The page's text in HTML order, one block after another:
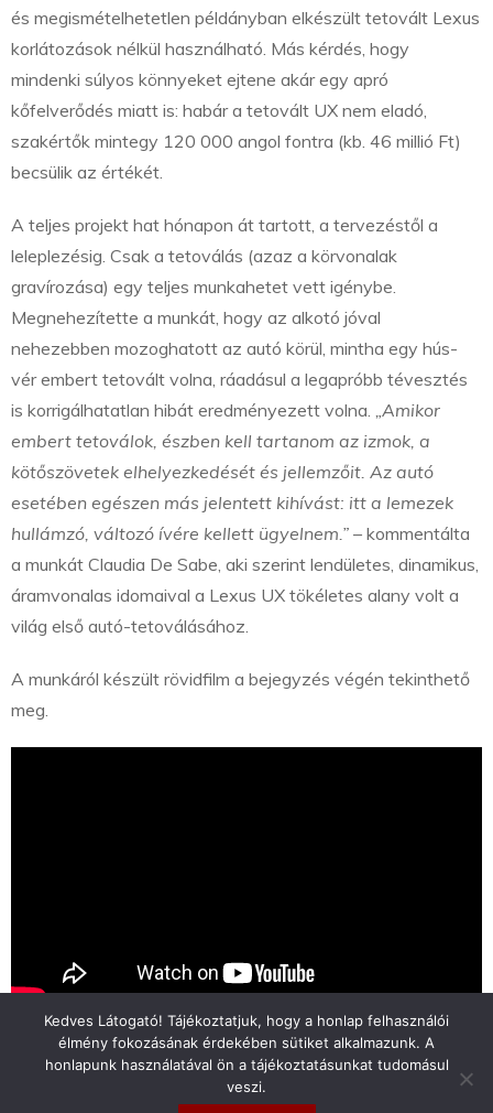
és megismételhetetlen példányban elkészült tetovált Lexus
korlátozások nélkül használható. Más kérdés, hogy
mindenki súlyos könnyeket ejtene akár egy apró
kőfelverődés miatt is: habár a tetovált UX nem eladó,
szakértők mintegy 120 000 angol fontra (kb. 46 millió Ft)
becsülik az értékét.
A teljes projekt hat hónapon át tartott, a tervezéstől a
leleplezésig. Csak a tetoválás (azaz a körvonalak
gravírozása) egy teljes munkahetet vett igénybe.
Megnehezítette a munkát, hogy az alkotó jóval
nehezebben mozoghatott az autó körül, mintha egy hús-
vér embert tetovált volna, ráadásul a legapróbb tévesztés
is korrigálhatatlan hibát eredményezett volna. „Amikor
embert tetoválok, észben kell tartanom az izmok, a
kötőszövetek elhelyezkedését és jellemzőit. Az autó
esetében egészen más jelentett kihívást: itt a lemezek
hullámzó, változó ívére kellett ügyelnem.” – kommentálta
a munkát Claudia De Sabe, aki szerint lendületes, dinamikus,
áramvonalas idomaival a Lexus UX tökéletes alany volt a
világ első autó-tetoválásához.
A munkáról készült rövidfilm a bejegyzés végén tekinthető
meg.
info@toyotaclub.hu
Kedves Látogató! Tájékoztatjuk, hogy a honlap felhasználói
élmény fokozásának érdekében sütiket alkalmazunk. A
honlapunk használatával ön a tájékoztatásunkat tudomásul
veszi.